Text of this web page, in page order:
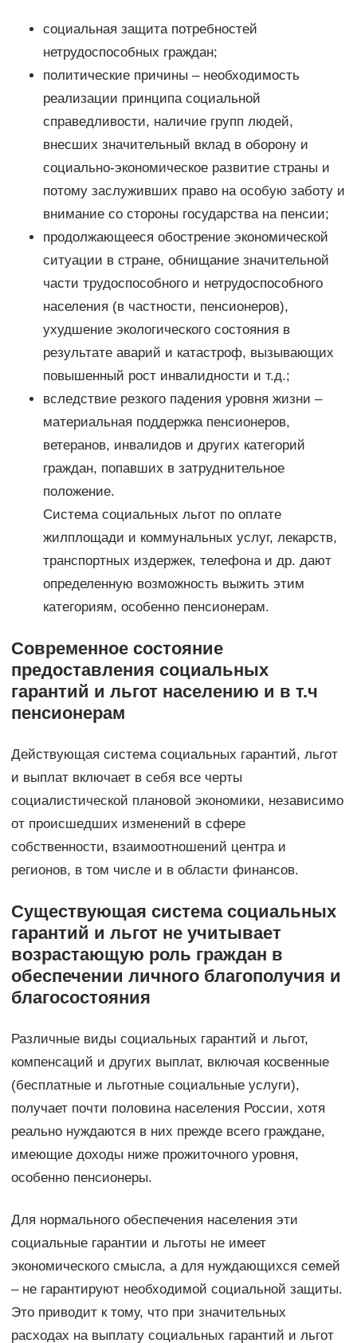
социальная защита потребностей
нетрудоспособных граждан;
политические причины – необходимость
реализации принципа социальной
справедливости, наличие групп людей,
внесших значительный вклад в оборону и
социально-экономическое развитие страны и
потому заслуживших право на особую заботу и
внимание со стороны государства на пенсии;
продолжающееся обострение экономической
ситуации в стране, обнищание значительной
части трудоспособного и нетрудоспособного
населения (в частности, пенсионеров),
ухудшение экологического состояния в
результате аварий и катастроф, вызывающих
повышенный рост инвалидности и т.д.;
вследствие резкого падения уровня жизни –
материальная поддержка пенсионеров,
ветеранов, инвалидов и других категорий
граждан, попавших в затруднительное
положение.
Система социальных льгот по оплате
жилплощади и коммунальных услуг, лекарств,
транспортных издержек, телефона и др. дают
определенную возможность выжить этим
категориям, особенно пенсионерам.
Современное состояние
предоставления социальных
гарантий и льгот населению и в т.ч
пенсионерам
Действующая система социальных гарантий, льгот
и выплат включает в себя все черты
социалистической плановой экономики, независимо
от происшедших изменений в сфере
собственности, взаимоотношений центра и
регионов, в том числе и в области финансов.
Существующая система социальных
гарантий и льгот не учитывает
возрастающую роль граждан в
обеспечении личного благополучия и
благосостояния
Различные виды социальных гарантий и льгот,
компенсаций и других выплат, включая косвенные
(бесплатные и льготные социальные услуги),
получает почти половина населения России, хотя
реально нуждаются в них прежде всего граждане,
имеющие доходы ниже прожиточного уровня,
особенно пенсионеры.
Для нормального обеспечения населения эти
социальные гарантии и льготы не имеет
экономического смысла, а для нуждающихся семей
– не гарантируют необходимой социальной защиты.
Это приводит к тому, что при значительных
расходах на выплату социальных гарантий и льгот